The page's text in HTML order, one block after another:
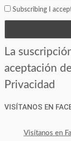
Subscribing I
La
aceptación
Privacidad
VISÍTANOS EN
Visítanos en